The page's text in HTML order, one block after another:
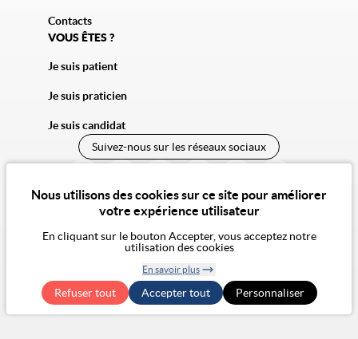
Nous utilisons des cookies sur ce site pour améliorer
votre expérience utilisateur
En cliquant sur le bouton Accepter, vous acceptez notre
utilisation des cookies
En savoir plus
Refuser tout Accepter tout
Retirer le
consentementPersonnaliser
Contacts
VOUS ÊTES ?
Je suis patient
Je suis praticien
Je suis candidat
Suivez-nous sur les réseaux sociaux
Mentions légalesCGA
Exercer mes droits RGPD
Accessibilité : non conforme